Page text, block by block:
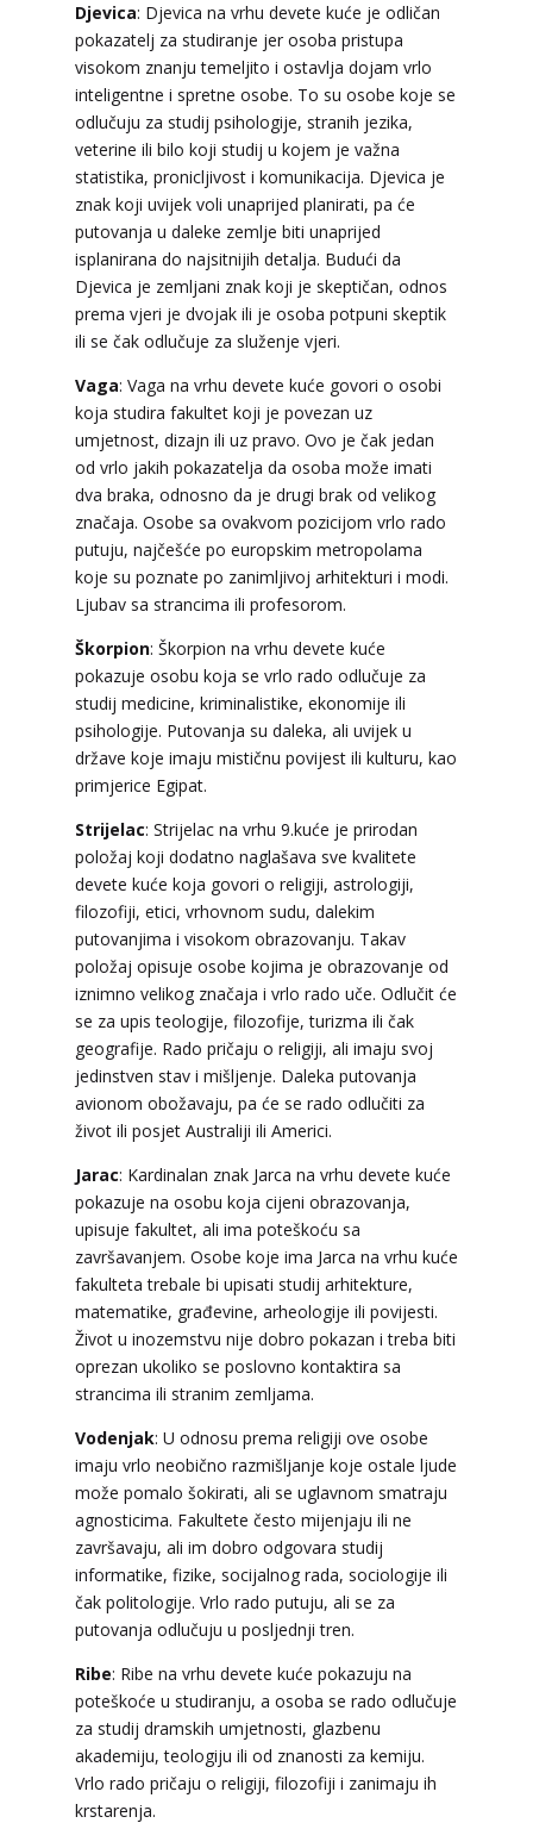
Djevica: Djevica na vrhu devete kuće je odličan
pokazatelj za studiranje jer osoba pristupa
visokom znanju temeljito i ostavlja dojam vrlo
inteligentne i spretne osobe. To su osobe koje se
odlučuju za studij psihologije, stranih jezika,
veterine ili bilo koji studij u kojem je važna
statistika, pronicljivost i komunikacija. Djevica je
znak koji uvijek voli unaprijed planirati, pa će
putovanja u daleke zemlje biti unaprijed
isplanirana do najsitnijih detalja. Budući da
Djevica je zemljani znak koji je skeptičan, odnos
prema vjeri je dvojak ili je osoba potpuni skeptik
ili se čak odlučuje za služenje vjeri.
Vaga: Vaga na vrhu devete kuće govori o osobi
koja studira fakultet koji je povezan uz
umjetnost, dizajn ili uz pravo. Ovo je čak jedan
od vrlo jakih pokazatelja da osoba može imati
dva braka, odnosno da je drugi brak od velikog
značaja. Osobe sa ovakvom pozicijom vrlo rado
putuju, najčešće po europskim metropolama
koje su poznate po zanimljivoj arhitekturi i modi.
Ljubav sa strancima ili profesorom.
Škorpion: Škorpion na vrhu devete kuće
pokazuje osobu koja se vrlo rado odlučuje za
studij medicine, kriminalistike, ekonomije ili
psihologije. Putovanja su daleka, ali uvijek u
države koje imaju mističnu povijest ili kulturu, kao
primjerice Egipat.
Strijelac: Strijelac na vrhu 9.kuće je prirodan
položaj koji dodatno naglašava sve kvalitete
devete kuće koja govori o religiji, astrologiji,
filozofiji, etici, vrhovnom sudu, dalekim
putovanjima i visokom obrazovanju. Takav
položaj opisuje osobe kojima je obrazovanje od
iznimno velikog značaja i vrlo rado uče. Odlučit će
se za upis teologije, filozofije, turizma ili čak
geografije. Rado pričaju o religiji, ali imaju svoj
jedinstven stav i mišljenje. Daleka putovanja
avionom obožavaju, pa će se rado odlučiti za
život ili posjet Australiji ili Americi.
Jarac: Kardinalan znak Jarca na vrhu devete kuće
pokazuje na osobu koja cijeni obrazovanja,
upisuje fakultet, ali ima poteškoću sa
završavanjem. Osobe koje ima Jarca na vrhu kuće
fakulteta trebale bi upisati studij arhitekture,
matematike, građevine, arheologije ili povijesti.
Život u inozemstvu nije dobro pokazan i treba biti
oprezan ukoliko se poslovno kontaktira sa
strancima ili stranim zemljama.
Vodenjak: U odnosu prema religiji ove osobe
imaju vrlo neobično razmišljanje koje ostale ljude
može pomalo šokirati, ali se uglavnom smatraju
agnosticima. Fakultete često mijenjaju ili ne
završavaju, ali im dobro odgovara studij
informatike, fizike, socijalnog rada, sociologije ili
čak politologije. Vrlo rado putuju, ali se za
putovanja odlučuju u posljednji tren.
Ribe: Ribe na vrhu devete kuće pokazuju na
poteškoće u studiranju, a osoba se rado odlučuje
za studij dramskih umjetnosti, glazbenu
akademiju, teologiju ili od znanosti za kemiju.
Vrlo rado pričaju o religiji, filozofiji i zanimaju ih
krstarenja.
VIKTORIJA/ Kod 369
Tarot savjetnik je zauzet
TEHNIKE:astrologija, numerologija, tarot,
Broj tel: 064/600-600
tel:0,93€ - mob:1,12€ min
ELA
/ Kod 151
Tarot savjetnik je slobodan
TEHNIKE:astrologija, tarot, numerološki tarot,
visak, feng shui numerologija, anđeoski brojevi,
tumačenje snova, rune, kristali, reiki, terapija
bojama, anđeoske karte, iscjeljivanje anđeoskim
energijama
Broj tel: 064/600-600